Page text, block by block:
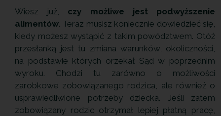
Wiesz już, czy możliwe jest podwyższenie
alimentów. Teraz musisz koniecznie dowiedzieć się,
kiedy możesz wystąpić z takim powództwem. Otóż
przesłanką jest tu zmiana warunków, okoliczności,
na podstawie których orzekał Sąd w poprzednim
wyroku. Chodzi tu zarówno o możliwości
zarobkowe zobowiązanego rodzica, ale również o
usprawiedliwione potrzeby dziecka. Jeśli zatem
zobowiązany rodzic otrzymał lepiej płatną pracę,